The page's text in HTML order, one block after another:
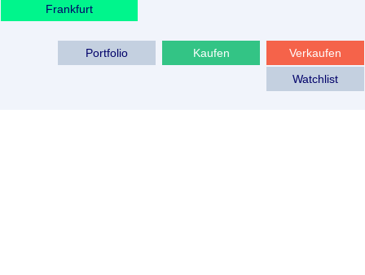
Frankfurt
Verkaufen
Kaufen
Portfolio
Watchlist